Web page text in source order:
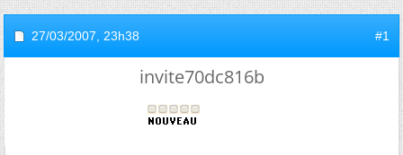
27/03/2007, 23h38 #1
invite70dc816b